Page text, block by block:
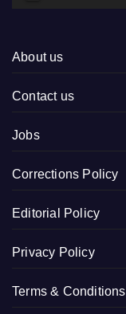
About us
Contact us
Jobs
Corrections Policy
Editorial Policy
Privacy Policy
Terms & Conditions